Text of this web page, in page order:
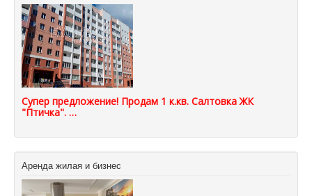
Супер предложение! Продам 1 к.кв. Салтовка ЖК
"Птичка". …
Аренда жилая и бизнес